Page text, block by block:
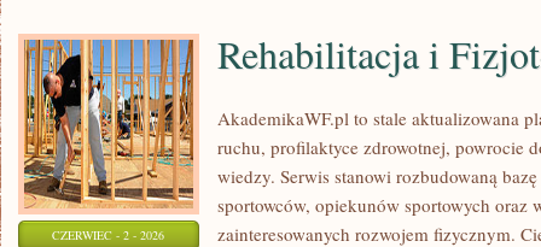
CZERWIEC - 2 - 2026
Rehabilitacja i
AkademikaWF.pl to stale aktualizowana
ruchu, profilaktyce zdrowotnej, powrocie
wiedzy. Serwis stanowi rozbudowaną
sportowców, opiekunów sportowych oraz
zainteresowanych rozwojem fizycznym.